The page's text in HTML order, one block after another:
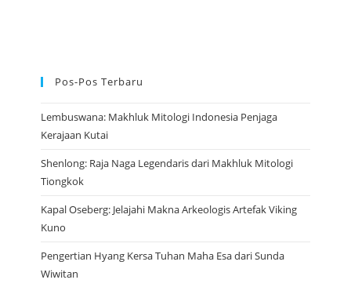
Pos-Pos Terbaru
Lembuswana: Makhluk Mitologi Indonesia Penjaga
Kerajaan Kutai
Shenlong: Raja Naga Legendaris dari Makhluk Mitologi
Tiongkok
Kapal Oseberg: Jelajahi Makna Arkeologis Artefak Viking
Kuno
Pengertian Hyang Kersa Tuhan Maha Esa dari Sunda
Wiwitan